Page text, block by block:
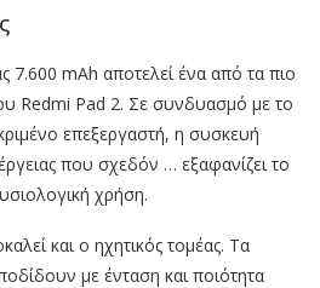
7.600 mAh αποτελεί ένα από τα πιο
Redmi Pad 2. Σε συνδυασμό με το
επεξεργαστή, η συσκευή
που σχεδόν … εξαφανίζει το
χρήση.
και ο ηχητικός τομέας. Τα
με ένταση και ποιότητα